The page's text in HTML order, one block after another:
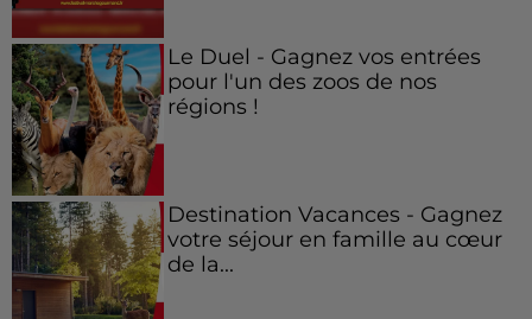
Le Duel - Gagnez vos entrées
pour l'un des zoos de nos
régions !
Destination Vacances - Gagnez
votre séjour en famille au cœur
de la...